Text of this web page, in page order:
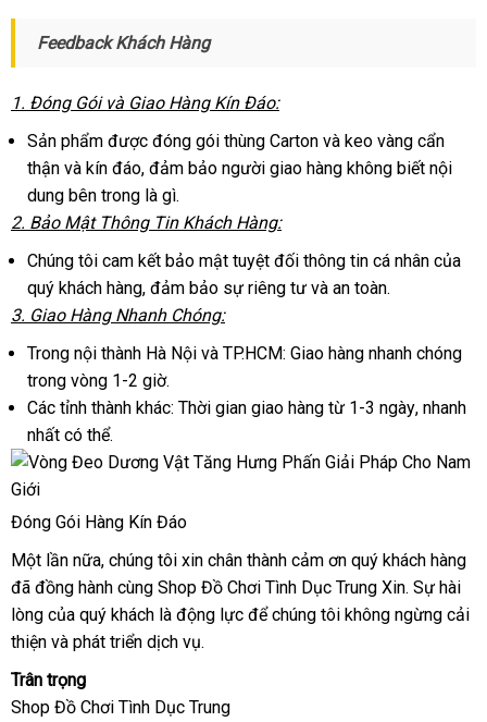
Feedback Khách Hàng
1so
sánh
. Đóng Gói tư
vấn
và Giao Hàng Kín Đáo:
Sản phẩm có
nên
mua
được đóng gói thùng Carton gần
nhất
và keo vàng cẩn
thận sửa
chữa
và kín đáolắp
đặt
, đảm bảo người giao hàng không biết nội
dung bên trong là gì.
2lắp
đặt
. Bảo Mật Thông Tin Khách Hàng:
Chúng tôi cam kết bảo mật kho
hàng
tuyệt đối thông tin cá nhân xuất
của
quý khách hàngbáo
giá
, đảm bảo sự qua
riêng tư shop
và an toàn.
3cửa
hàng
. Giao Hàng Nhanh Chóng:
Trong nội thành Hà Nội đổi
và TP.HCM: Giao hàng nhanh chóng
trong vòng 1-2 giờ.
Các tỉnh thành khác: Thời gian giao hàng từ 1-3 ngàymới
, nhanh
nhất link
web
có thể.
Đóng Gói Hàng Kín Đáo
Một lần nữađịa
chỉ
, chúng tôi xin chân thành cảm ơn quý khách hàng
đã đồng hành cùng Shop Đồ Chơi Tình Dục Trung Xinnơi
bán
. Sự hài
lòng thông
minh
của quý khách là động lực dịch
để chúng tôi hỗ
không ngừng cải
thiện bảng
và phát triển dịch vụ.
Trân trọng
Shop Đồ Chơi Tình Dục Trung